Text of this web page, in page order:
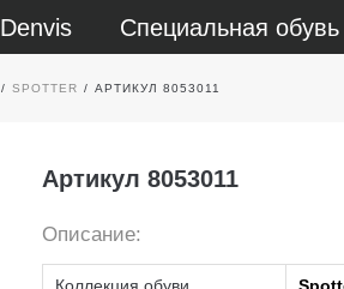
Denvis Специальная обувь
/ SPOTTER / АРТИКУЛ 8053011
Артикул 8053011
Описание: